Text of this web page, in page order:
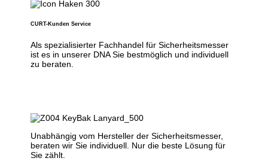
CURT-Kunden Service
Als spezialisierter Fachhandel für Sicherheitsmesser
ist es in unserer DNA Sie bestmöglich und individuell
zu beraten.
Unabhängig vom Hersteller der Sicherheitsmesser,
beraten wir Sie individuell. Nur die beste Lösung für
Sie zählt.